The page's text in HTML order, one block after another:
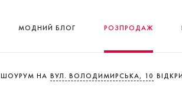
МОДНИЙ БЛОГ РОЗПРОДАЖ
ШОУРУМ НА ВУЛ. ВОЛОДИМИРСЬКА, 10